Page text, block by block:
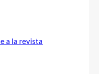
a la revista